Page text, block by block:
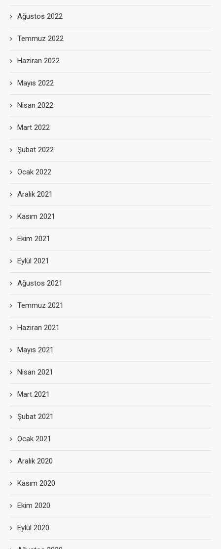
Ağustos 2022
Temmuz 2022
Haziran 2022
Mayıs 2022
Nisan 2022
Mart 2022
Şubat 2022
Ocak 2022
Aralık 2021
Kasım 2021
Ekim 2021
Eylül 2021
Ağustos 2021
Temmuz 2021
Haziran 2021
Mayıs 2021
Nisan 2021
Mart 2021
Şubat 2021
Ocak 2021
Aralık 2020
Kasım 2020
Ekim 2020
Eylül 2020